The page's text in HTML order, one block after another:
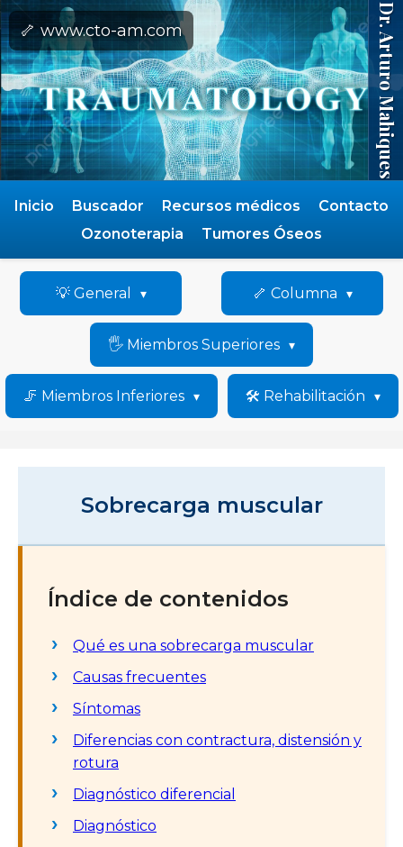
🦴 www.cto-am.com Dr. Arturo Mahiques
Inicio Buscador Recursos médicos
Contacto
Ozonoterapia
Tumores Óseos
💡 General 🦴 Columna
🖐️ Miembros Superiores
🦵 Miembros Inferiores 🛠️ Rehabilitación
Sobrecarga muscular
Índice de contenidos
Qué es una sobrecarga muscular
Causas frecuentes
Síntomas
Diferencias con contractura, distensión y
rotura
Diagnóstico diferencial
Diagnóstico